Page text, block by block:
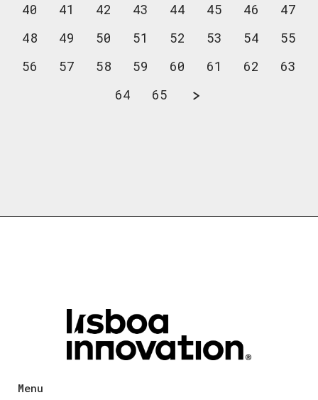
40
41 42 43 44 45 46
47
48
49 50 51 52 53 54
55
56
57 58 59 60 61 62
63
64
65
Menu